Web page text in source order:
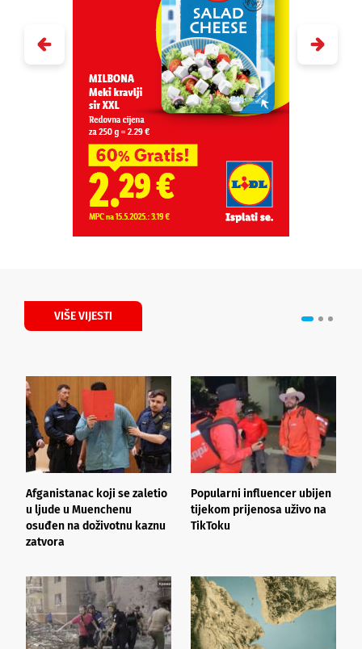
VIŠE VIJESTI
Afganistanac koji se zaletio
u ljude u Muenchenu
osuđen na doživotnu kaznu
zatvora
Popularni influencer ubijen
tijekom prijenosa uživo na
TikToku